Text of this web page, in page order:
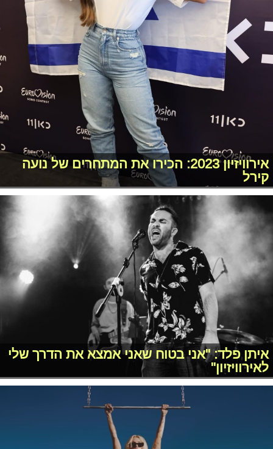
אירוויזיון 2023: הכירו את המתחרים של נועה
קירל
איתן פלד: "אני בטוח שאני אמצא את הדרך שלי
לאירוויזיון"